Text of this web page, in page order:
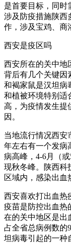
是首要目标，同时
涉及防疫措施陕西
作，涉及宝鸡、商
西安是疫区吗
西安所在的关中地
背后有几个关键因
和褐家鼠是汉坦病
和植被环境特别适
高，为疫情发生提
因。
当地流行情况西安
年左右有一个发病
病高峰，4-6月（
现秋冬峰。陕西科
区域内，感染出血
西安喜欢打出血热
疫苗是防控出血热
在的关中地区是出
占全省总病例数的
坦病毒引起的一种